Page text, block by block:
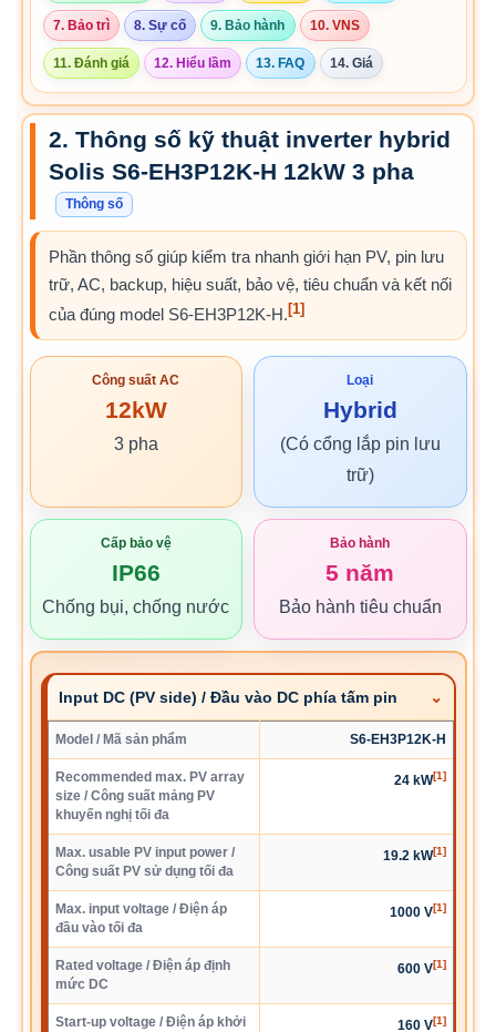
7. Bảo trì 8. Sự cố 9. Bảo hành 10. VNS
11. Đánh giá 12. Hiểu lầm 13. FAQ 14. Giá
2. Thông số kỹ thuật inverter hybrid
Solis S6-EH3P12K-H 12kW 3 pha
Thông số
Phần thông số giúp kiểm tra nhanh giới hạn PV, pin lưu
trữ, AC, backup, hiệu suất, bảo vệ, tiêu chuẩn và kết nối
của đúng model S6-EH3P12K-H. [1]
Công suất AC
12kW
3 pha
Loại
Hybrid
(Có cổng lắp pin lưu
trữ)
Cấp bảo vệ
IP66
Chống bụi, chống nước
Bảo hành
5 năm
Bảo hành tiêu chuẩn
Input DC (PV side) / Đầu vào DC phía tấm pin
Model / Mã sản phẩm S6-EH3P12K-H
Recommended max. PV array
size / Công suất mảng PV
khuyến nghị tối đa
24 kW[1]
Max. usable PV input power /
Công suất PV sử dụng tối đa
19.2 kW[1]
Max. input voltage / Điện áp
đầu vào tối đa
1000 V[1]
Rated voltage / Điện áp định
mức DC
600 V[1]
Start-up voltage / Điện áp khởi
160 V[1]